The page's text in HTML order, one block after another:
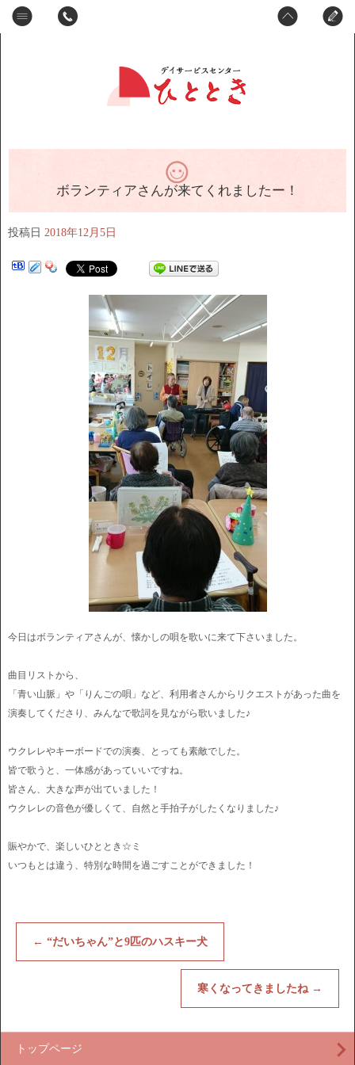
ボランティアさんが来てくれましたー！
投稿日 2018年12月5日
今日はボランティアさんが、懐かしの唄を歌いに来て下さいました。
曲目リストから、
「青い山脈」や「りんごの唄」など、利用者さんからリクエストがあった曲を
演奏してくださり、みんなで歌詞を見ながら歌いました♪
ウクレレやキーボードでの演奏、とっても素敵でした。
皆で歌うと、一体感があっていいですね。
皆さん、大きな声が出ていました！
ウクレレの音色が優しくて、自然と手拍子がしたくなりました♪
賑やかで、楽しいひととき☆ミ
いつもとは違う、特別な時間を過ごすことができました！
← “だいちゃん”と9匹のハスキー犬
寒くなってきましたね →
トップページ